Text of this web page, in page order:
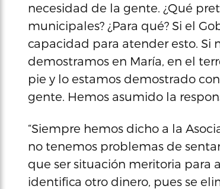
necesidad de la gente. ¿Qué
municipales? ¿Para qué? Si el
capacidad para atender esto. Si
demostramos en María, en el
pie y lo estamos demostrado
gente. Hemos asumido la
“Siempre hemos dicho a la
no tenemos problemas de
que ser situación meritoria para
identifica otro dinero, pues se